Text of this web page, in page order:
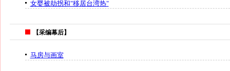
女婴被劫拐和"移居台湾热"
【采编幕后】
马房与画室